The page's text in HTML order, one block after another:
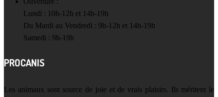
Lundi : 10h-12h et 14h-19h
Du Mardi au Vendredi : 9h-12h et 14h-19h
Samedi : 9h-19h
PROCANIS
Les animaux sont source de joie et de vrais plaisirs. Ils méritent le